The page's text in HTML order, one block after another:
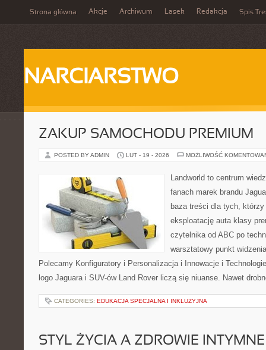
Strona główna Akcje Archiwum Lasek Redakcja Spis
NARCIARSTWO
ZAKUP SAMOCHODU PREMIUM
POSTED BY ADMIN LUT - 19 - 2026 MOŻLIWOŚĆ
Landworld to centrum
fanach marek brandu
baza treści dla tych,
eksploatację auta klasy
czytelnika od ABC po
warsztatowy punkt
Polecamy Konfiguratory i Personalizacja i Innowacje i
logo Jaguara i SUV-ów Land Rover liczą się niuanse. Nawet
CATEGORIES: EDUKACJA SPECJALNA I INKLUZYJNA
STYL ŻYCIA A ZDROWIE INTYMNE